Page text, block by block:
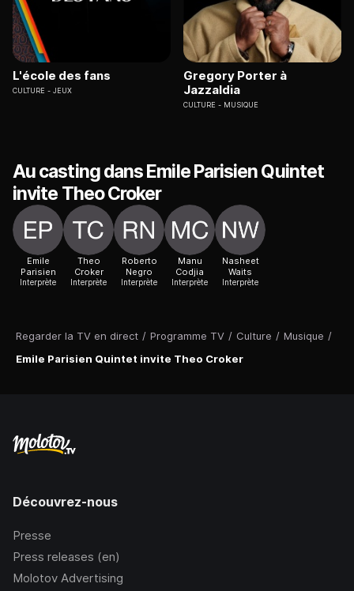
Regarder la TV en direct / Programme TV / Culture / Musique /
Emile Parisien Quintet invite Theo Croker
L'école des fans
CULTURE JEUX
Gregory Porter à
Jazzaldia
CULTURE MUSIQUE
Au casting dans Emile Parisien Quintet
invite Theo Croker
Emile
Parisien
Interprète
Theo
Croker
Interprète
Roberto
Negro
Interprète
Manu
Codjia
Interprète
Nasheet
Waits
Interprète
Découvrez-nous
Presse
Press releases (en)
Molotov Advertising